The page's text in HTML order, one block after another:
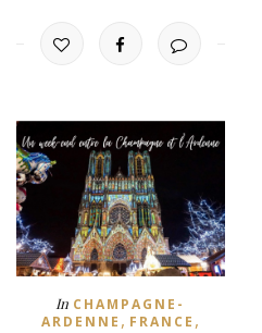
In CHAMPAGNE-
ARDENNE , FRANCE ,